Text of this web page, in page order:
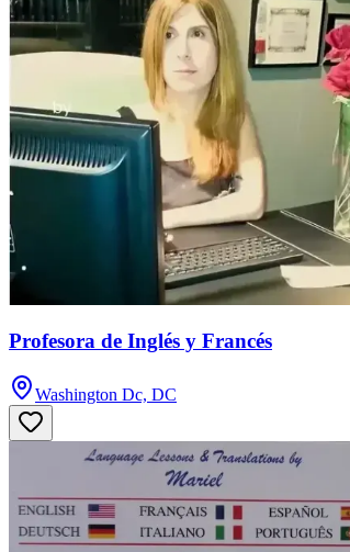
Profesora de Inglés y Francés
Washington Dc, DC